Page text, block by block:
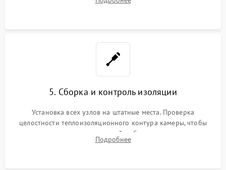
выгоревших реле, восстановление контактов и замена
5. Сборка и контроль изоляции
Установка всех узлов на штатные места. Проверка
целостности теплоизоляционного контура камеры, чтобы
исключить перегрев кухонной мебели и потерю тепла.
Надежная фиксация клемм и сборка корпуса шкафа.
Подробнее